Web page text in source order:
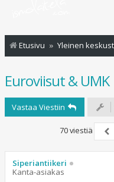
Etusivu Yleinen
Euroviisut & UMK
Vastaa Viestiin
70 viestiä
Siperiantiikeri
Kanta-asiakas